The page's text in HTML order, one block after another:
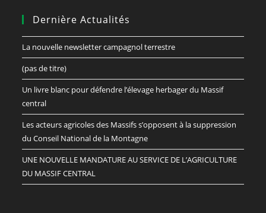
Dernière Actualités
La nouvelle newsletter campagnol terrestre
(pas de titre)
Un livre blanc pour défendre l’élevage herbager du Massif
central
Les acteurs agricoles des Massifs s’opposent à la suppression
du Conseil National de la Montagne
UNE NOUVELLE MANDATURE AU SERVICE DE L’AGRICULTURE
DU MASSIF CENTRAL